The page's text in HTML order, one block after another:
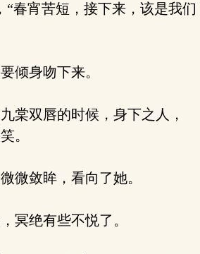
“春宵苦短，接下来，该是我们
倾身吻下来。
棠双唇的时候，身下之人，
。
微敛眸，看向了她。
冥绝有些不悦了。